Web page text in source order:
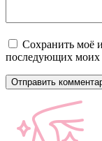
Сохранить моё
последующих моих